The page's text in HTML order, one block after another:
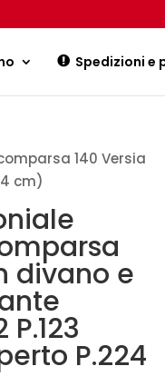
Spedizioni e
Products
140 Versia
cm)
divano e
P.224